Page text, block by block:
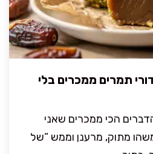
תמרים ממכרים בלי
הכי ממכרים שאני
מתוק, מרענן וממש “של